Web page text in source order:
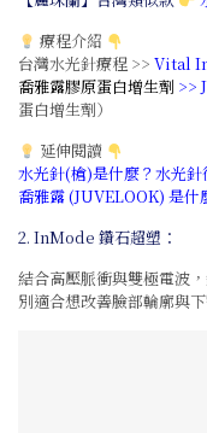
療程介紹
台灣水光針療程 >> Vital
喬雅露膠原蛋白增生劑 >>
蛋白增生劑）
延伸閱讀
水光針(槍)是什麼？水光
喬雅露 (JUVELOOK) 是什
2. InMode 鑽石超塑：
結合高壓脈衝與雙極電波
別適合想改善臉部輪廓與